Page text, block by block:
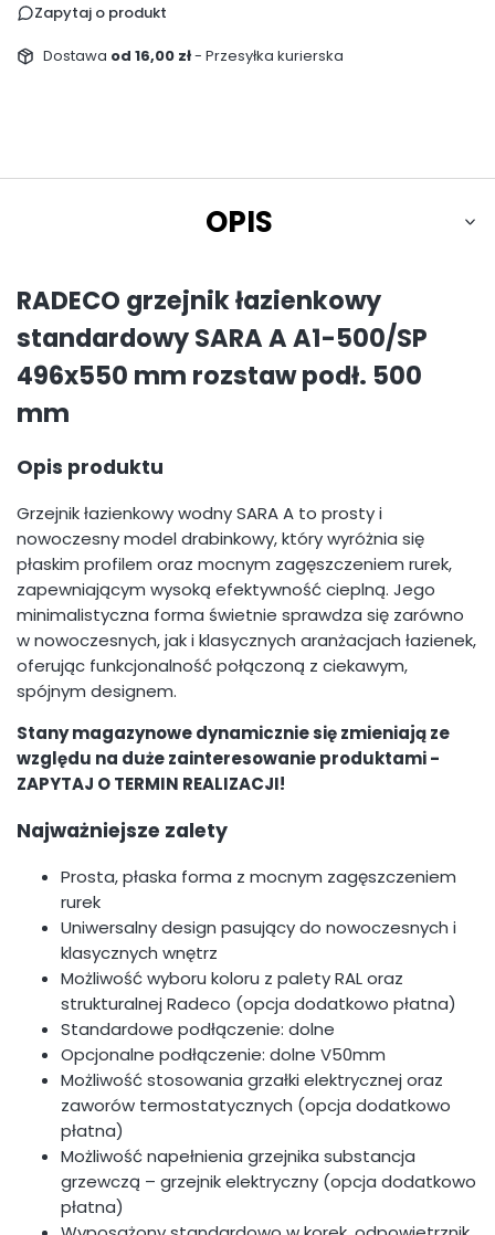
Zapytaj o produkt
Dostawa od 16,00 zł- Przesyłka kurierska
OPIS
RADECO grzejnik łazienkowy
standardowy SARA A A1-500/SP
496x550 mm rozstaw podł. 500
mm
Opis produktu
Grzejnik łazienkowy wodny SARA A to prosty i
nowoczesny model drabinkowy, który wyróżnia się
płaskim profilem oraz mocnym zagęszczeniem rurek,
zapewniającym wysoką efektywność cieplną. Jego
minimalistyczna forma świetnie sprawdza się zarówno
w nowoczesnych, jak i klasycznych aranżacjach łazienek,
oferując funkcjonalność połączoną z ciekawym,
spójnym designem.
Stany magazynowe dynamicznie się zmieniają ze
względu na duże zainteresowanie produktami -
ZAPYTAJ O TERMIN REALIZACJI!
Najważniejsze zalety
Prosta, płaska forma z mocnym zagęszczeniem
rurek
Uniwersalny design pasujący do nowoczesnych i
klasycznych wnętrz
Możliwość wyboru koloru z palety RAL oraz
strukturalnej Radeco (opcja dodatkowo płatna)
Standardowe podłączenie: dolne
Opcjonalne podłączenie: dolne V50mm
Możliwość stosowania grzałki elektrycznej oraz
zaworów termostatycznych (opcja dodatkowo
płatna)
Możliwość napełnienia grzejnika substancja
grzewczą – grzejnik elektryczny (opcja dodatkowo
płatna)